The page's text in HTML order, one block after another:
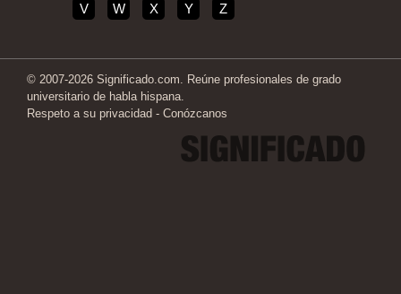
V W X Y Z
© 2007-2026 Significado.com. Reúne profesionales de grado
universitario de habla hispana.
Respeto a su privacidad - Conózcanos